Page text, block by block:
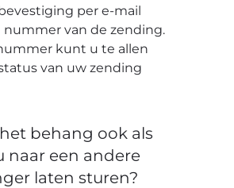
per e-mail
nummer van de zending.
kunt u te allen
van uw zending
behang ook als
naar een andere
laten sturen?